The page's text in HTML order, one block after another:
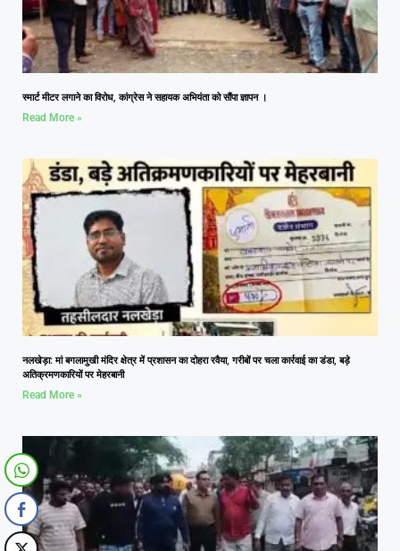
स्मार्ट मीटर लगाने का विरोध, कांग्रेस ने सहायक अभियंता को सौंपा ज्ञापन ।
Read More »
नलखेड़ा: मां बगलामुखी मंदिर क्षेत्र में प्रशासन का दोहरा रवैया, गरीबों पर चला कार्रवाई का डंडा, बड़े
अतिक्रमणकारियों पर मेहरबानी
Read More »